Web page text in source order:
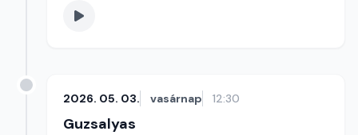
2026. 05. 03. vasárnap 12:30
Guzsalyas